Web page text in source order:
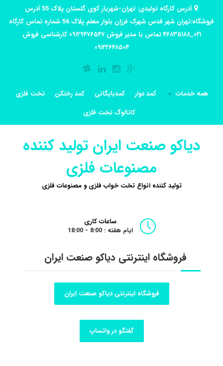
آدرس کارگاه تولیدی: تهران-شهریار کوی گلستان پلاک 55 آدرس
فروشگاه:تهران شهر قدس شهرک فرزان بلوار معلم پلاک 56 شماره تماس کارگاه
۰۲۱_۴۶۸۳۵۱۸۸ تماس با مدیر فروش ۰۹۱۲۹۴۷۶۵۴۷ کارشناسی فروش
۰۹۱۲۲۶۴۸۵۰۴
همه خدمات کمد دوار کمدبایگانی کمد رختکن
تخت فلزی
کاتالوگ تخت فلزی
دیاکو صنعت ایران تولید کننده
مصنوعات فلزی
تولید کننده انواع تخت خواب فلزی و مصنوعات فلزی
ساعات کاری
ایام هفته : 8:00 - 18:00
فروشگاه اینترنتی دیاکو صنعت ایران
فروشگاه اینترنتی دیاکو صنعت ایران
گفتگو در واتساپ